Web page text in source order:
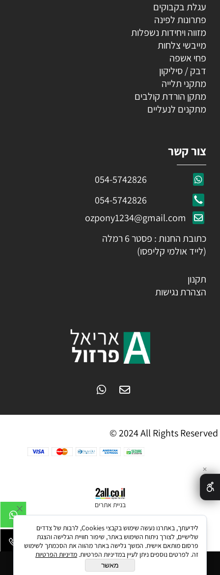
הוסף לסל
עגלת בקבוקים
פתרונות לפינה
מזווה ויחידות נשפלות
מייבשי צלחות
פחי אשפה
דבק / סיליקון
מתקני תלייה
מתקן הורדת קולבים
מתקנים לנעליים
צור קשר
054-5742826
054-5742826
ozpony1234@gmail.com
כתובת החנות : פסטר 6 רמלה
(לייד אולמי קליפסו)
תקנון
הצהרת נגישות
© 2024 All Rights Reserved
בניית אתרים
✕
לידיעתך, באתרנו נעשה שימוש בקבצי Cookies, לרבות של צדדים
שלישיים, לצורך ניתוח השימוש באתר, שיפור חוויית הגלישה והצגת
פרסום מותאם אישית. המשך גלישה באתר מהווה את הסכמתך לשימוש
זה. לפרטים נוספים ניתן לעיין במדיניות הפרטיות. מדיניות הפרטיות
מאשר